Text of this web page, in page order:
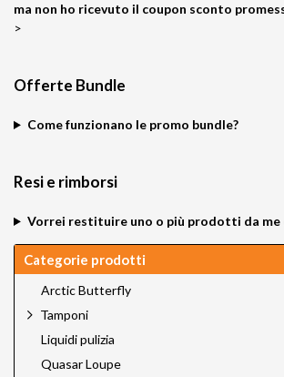
ma non ho ricevuto il coupon sconto
>
Offerte Bundle
Come funzionano le promo bundle?
Resi e rimborsi
Vorrei restituire uno o più prodotti da
Categorie prodotti
Arctic Butterfly
Tamponi
Liquidi pulizia
Quasar Loupe